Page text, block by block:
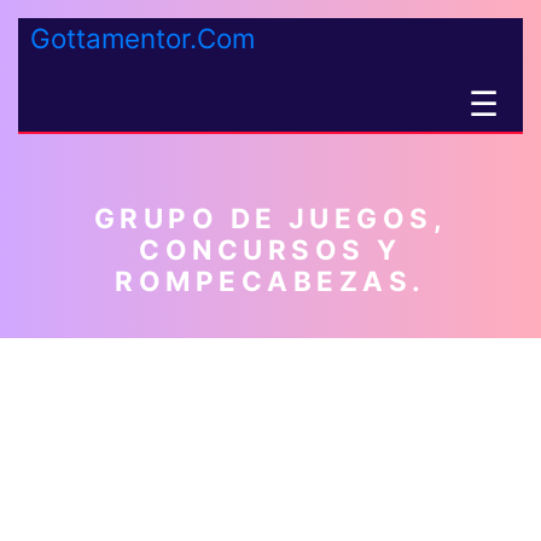
Gottamentor.Com
☰
GRUPO DE JUEGOS,
CONCURSOS Y
ROMPECABEZAS.